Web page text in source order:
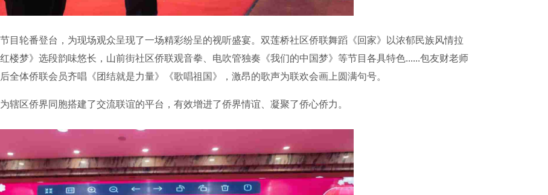
轮番登台，为现场观众呈现了一场精彩纷呈的视听盛宴。双莲桥社区侨联舞蹈《回家》以浓郁民族风情拉
楼梦》选段韵味悠长，山前街社区侨联观音拳、电吹管独奏《我们的中国梦》等节目各具特色......包友财老师
全体侨联会员齐唱《团结就是力量》《歌唱祖国》，激昂的歌声为联欢会画上圆满句号。
区侨界同胞搭建了交流联谊的平台，有效增进了侨界情谊、凝聚了侨心侨力。